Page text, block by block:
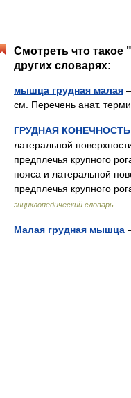
Смотреть что
других словарях:
мышца грудная малая
см. Перечень анат.
ГРУДНАЯ КОНЕЧНОСТЬ
латеральной
предплечья крупного
пояса и латеральной
предплечья крупного
энциклопедический словарь
Малая грудная мышца